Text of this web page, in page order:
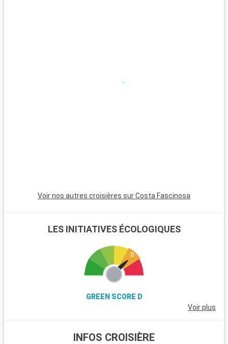
Voir nos autres croisières sur Costa Fascinosa
LES INITIATIVES ÉCOLOGIQUES
GREEN SCORE D
Voir plus
INFOS CROISIÈRE